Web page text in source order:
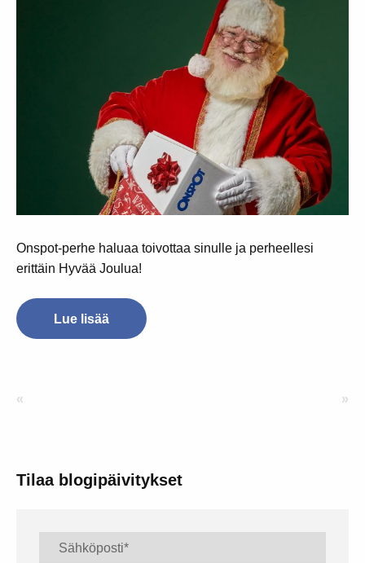
Onspot-perhe haluaa toivottaa sinulle ja perheellesi
erittäin Hyvää Joulua!
Lue lisää
« »
Tilaa blogipäivitykset